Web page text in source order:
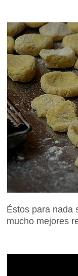
Éstos para nada
mucho mejores